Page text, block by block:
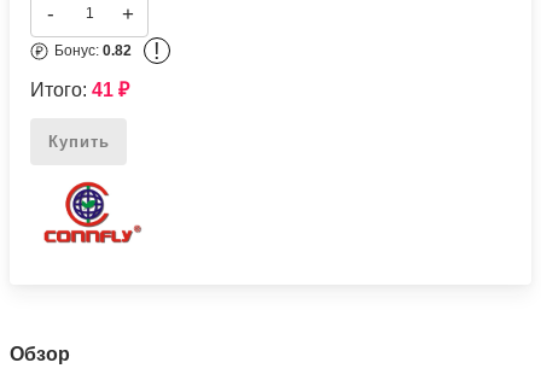
- +
Бонус:0.82 !
Итого:41₽
Купить
Обзор